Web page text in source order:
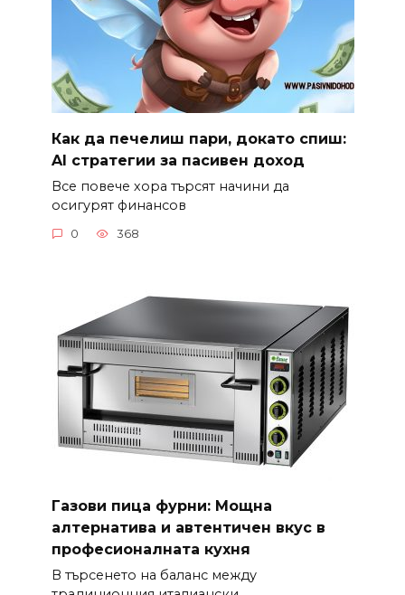
Как да печелиш пари, докато спиш:
AI стратегии за пасивен доход
Все повече хора търсят начини да
осигурят финансов
0 368
Газови пица фурни: Мощна
алтернатива и автентичен вкус в
професионалната кухня
В търсенето на баланс между